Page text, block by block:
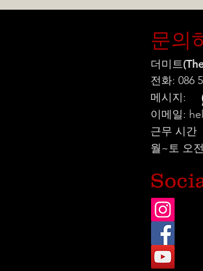
문의
더미트
전화: 086
메시지:
이메일:
근무 시간
월~토 오